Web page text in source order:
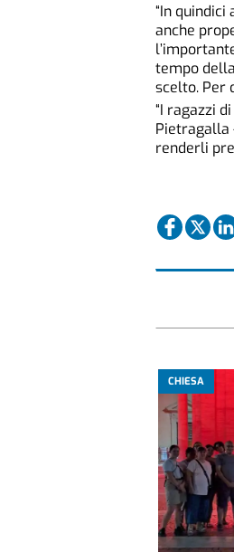
“In
anche
tempo
scelto. Per
“I ragazzi
Pietragalla
renderli
CHIESA